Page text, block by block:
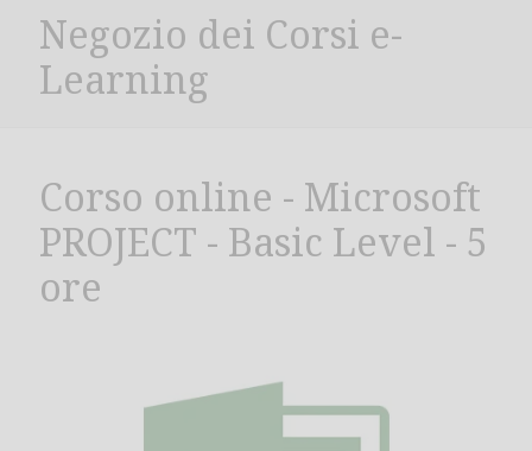
Negozio dei Corsi e-
Learning
Corso online - Microsoft
PROJECT - Basic Level - 5
ore